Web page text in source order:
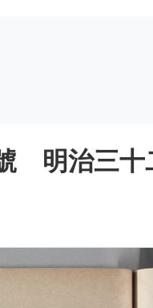
明治三十